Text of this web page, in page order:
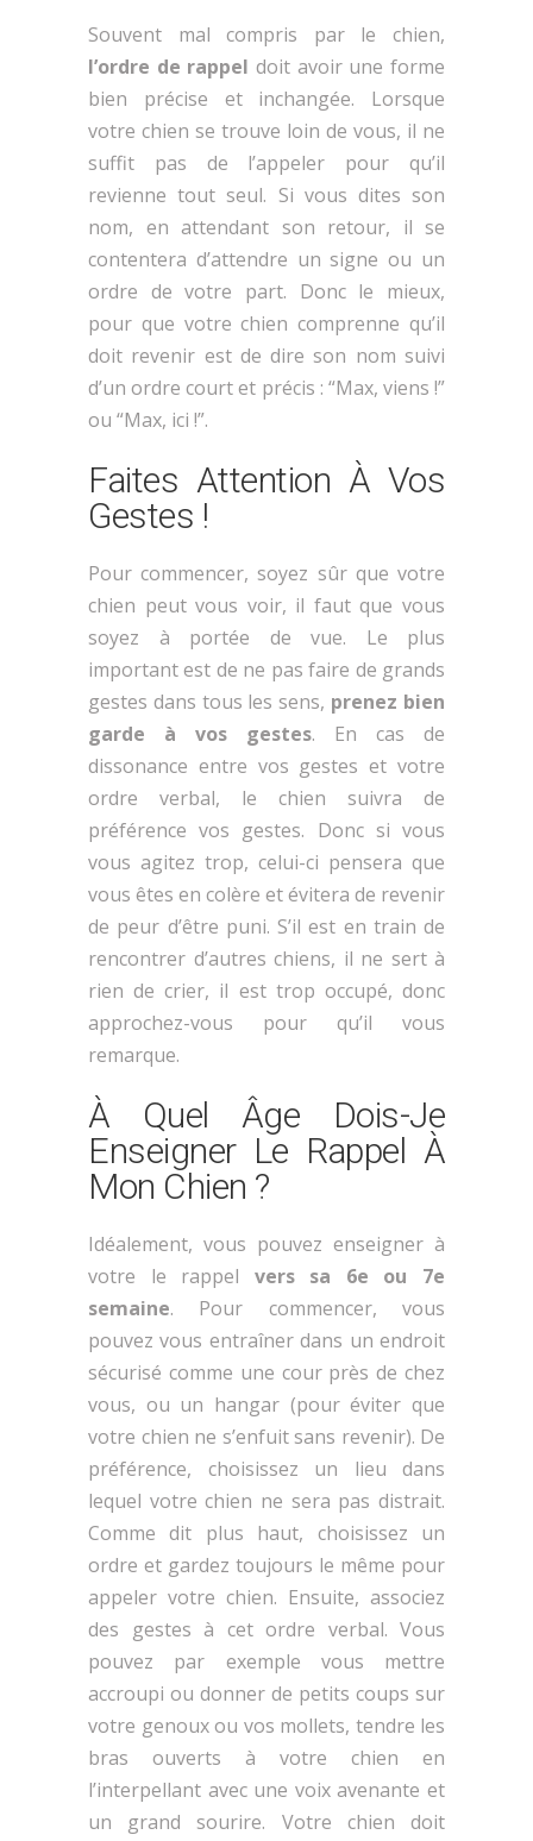
Souvent mal compris par le chien,
l’ordre de rappel doit avoir une forme
bien précise et inchangée. Lorsque
votre chien se trouve loin de vous, il ne
suffit pas de l’appeler pour qu’il
revienne tout seul. Si vous dites son
nom, en attendant son retour, il se
contentera d’attendre un signe ou un
ordre de votre part. Donc le mieux,
pour que votre chien comprenne qu’il
doit revenir est de dire son nom suivi
d’un ordre court et précis : “Max, viens !”
ou “Max, ici !”.
Faites Attention À Vos
Gestes !
Pour commencer, soyez sûr que votre
chien peut vous voir, il faut que vous
soyez à portée de vue. Le plus
important est de ne pas faire de grands
gestes dans tous les sens, prenez bien
garde à vos gestes. En cas de
dissonance entre vos gestes et votre
ordre verbal, le chien suivra de
préférence vos gestes. Donc si vous
vous agitez trop, celui-ci pensera que
vous êtes en colère et évitera de revenir
de peur d’être puni. S’il est en train de
rencontrer d’autres chiens, il ne sert à
rien de crier, il est trop occupé, donc
approchez-vous pour qu’il vous
remarque.
À Quel Âge Dois-Je
Enseigner Le Rappel À
Mon Chien ?
Idéalement, vous pouvez enseigner à
votre le rappel vers sa 6e ou 7e
semaine. Pour commencer, vous
pouvez vous entraîner dans un endroit
sécurisé comme une cour près de chez
vous, ou un hangar (pour éviter que
votre chien ne s’enfuit sans revenir). De
préférence, choisissez un lieu dans
lequel votre chien ne sera pas distrait.
Comme dit plus haut, choisissez un
ordre et gardez toujours le même pour
appeler votre chien. Ensuite, associez
des gestes à cet ordre verbal. Vous
pouvez par exemple vous mettre
accroupi ou donner de petits coups sur
votre genoux ou vos mollets, tendre les
bras ouverts à votre chien en
l’interpellant avec une voix avenante et
un grand sourire. Votre chien doit